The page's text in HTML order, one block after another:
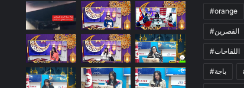
#orange
#القصرين
#اللقاحات
#باجة